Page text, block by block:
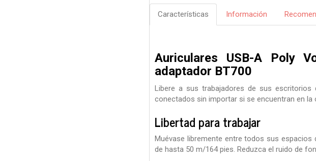
Características Información
Auriculares USB-A Poly
adaptador BT700
Libere a sus trabajadores de sus
conectados sin importar si se encuentran en la
Libertad para trabajar
Muévase libremente entre todos sus
de hasta 50 m/164 pies. Reduzca el ruido de